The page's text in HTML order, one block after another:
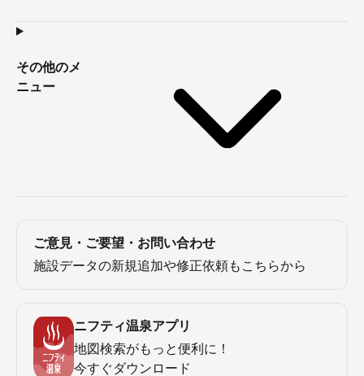
その他のメ
ニュー
ご意見・ご要望・お問い合わせ
施設データの新規追加や修正依頼もこちらから
ニフティ温泉アプリ
地図検索がもっと便利に！
今すぐダウンロード